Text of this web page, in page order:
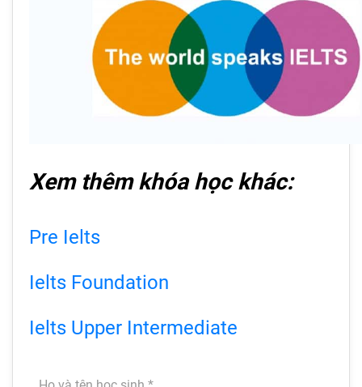
Xem thêm khóa học khác:
Pre Ielts
Ielts Foundation
Ielts Upper Intermediate